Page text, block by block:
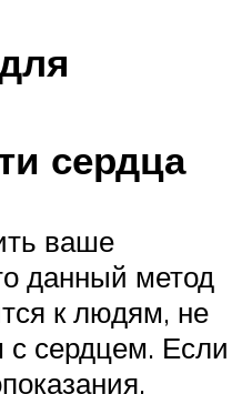
сердца
ваше
данный метод
к людям, не
сердцем. Если